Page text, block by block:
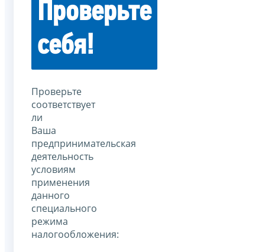
Проверьте
себя!
Проверьте
соответствует
ли
Ваша
предпринимательская
деятельность
условиям
применения
данного
специального
режима
налогообложения: